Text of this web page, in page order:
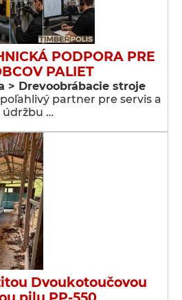
PODPORA PRE
PALIET
> Drevoobrábacie stroje
partner pre servis a
údržbu …
Dvoukotoučovou